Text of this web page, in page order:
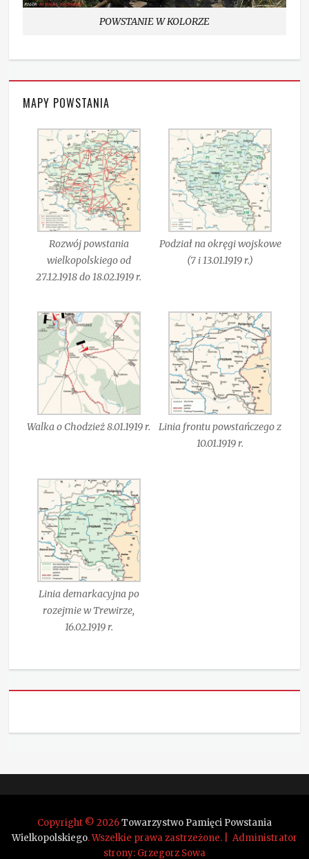
POWSTANIE W KOLORZE
MAPY POWSTANIA
Rozwój powstania
wielkopolskiego od
27.12.1918 do 18.02.1919 r.
Podział na okręgi wojskowe
(7 i 13.01.1919 r.)
Walka o Chodzież 8.01.1919 r.
Linia frontu powstańczego z
10.01.1919 r.
Linia demarkacyjna po
rozejmie w Trewirze,
16.02.1919 r.
Copyright © 2026Towarzystwo Pamięci Powstania
Wielkopolskiego. Wszelkie prawa zastrzeżone. | Administrator
strony: Grzegorz Sowa